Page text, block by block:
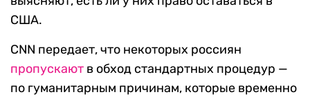
США.
CNN передает, что некоторых россиян
пропускают в обход стандартных процедур —
по гуманитарным причинам, которые временно